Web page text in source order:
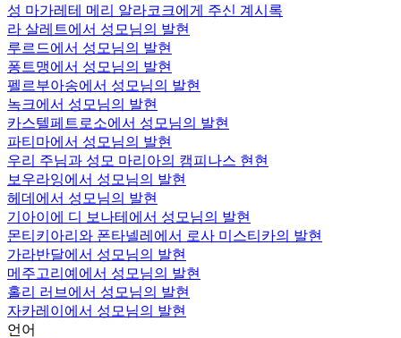
성 마가레테 메리 알라코크에게 주신 계시록
라 살레트에서 성모님의 발현
루르드에서 성모님의 발현
퐁트맹에서 성모님의 발현
펠르부아송에서 성모님의 발현
녹크에서 성모님의 발현
카스텔페트로소에서 성모님의 발현
파티마에서 성모님의 발현
우리 주님과 성모 마리아의 캠피나스 현현
보우라잉에서 성모님의 발현
헤데에서 성모님의 발현
기아이에 디 보나테에서 성모님의 발현
몬티키아리와 폰타넬레에서 로사 미스티카의 발현
가라반달에서 성모님의 발현
메주고리예에서 성모님의 발현
홀리 러브에서 성모님의 발현
자카레이에서 성모님의 발현
언어